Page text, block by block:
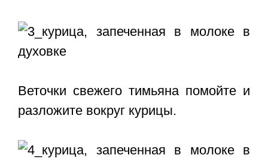
Веточки свежего тимьяна помойте и
разложите вокруг курицы.